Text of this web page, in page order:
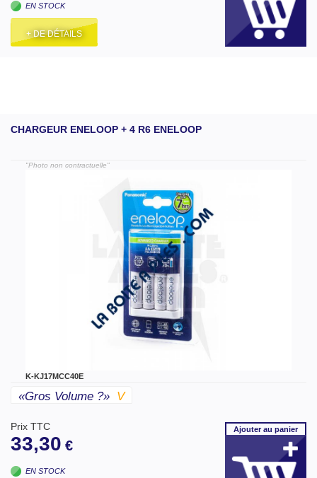
EN STOCK
+ DE DÉTAILS
CHARGEUR ENELOOP + 4 R6 ENELOOP
"Photo non contractuelle"
K-KJ17MCC40E
«gros Volume ?» V
Prix TTC
33,30 €
EN STOCK
Ajouterau panier